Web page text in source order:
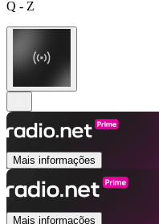
Q - Z
Mais informações
Mais informações